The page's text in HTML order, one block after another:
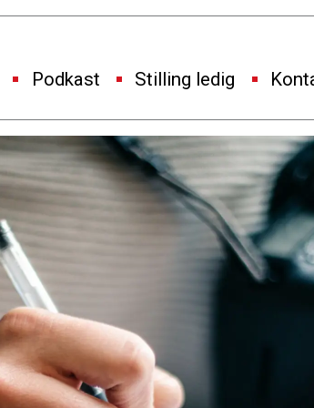
Podkast Stilling ledig